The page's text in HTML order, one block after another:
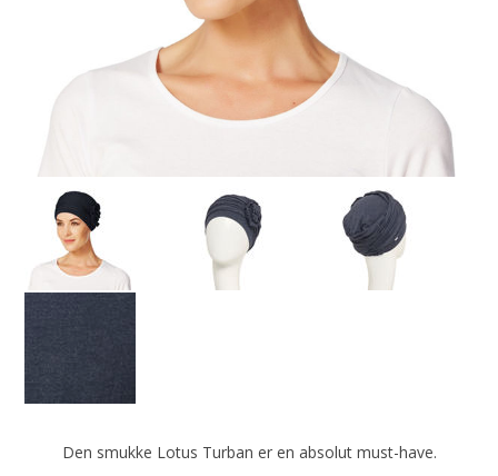
Den smukke Lotus Turban er en absolut must-have.